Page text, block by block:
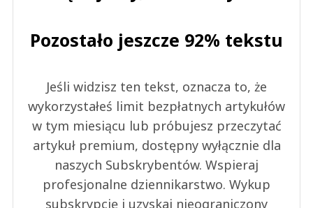
Pozostało jeszcze 92% tekstu
Jeśli widzisz ten tekst, oznacza to, że
wykorzystałeś limit bezpłatnych artykułów
w tym miesiącu lub próbujesz przeczytać
artykuł premium, dostępny wyłącznie dla
naszych Subskrybentów. Wspieraj
profesjonalne dziennikarstwo. Wykup
subskrypcję i uzyskaj nieograniczony